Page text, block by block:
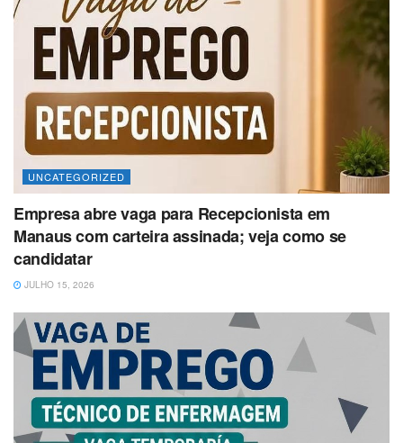
UNCATEGORIZED
Empresa abre vaga para Recepcionista em
Manaus com carteira assinada; veja como se
candidatar
JULHO 15, 2026